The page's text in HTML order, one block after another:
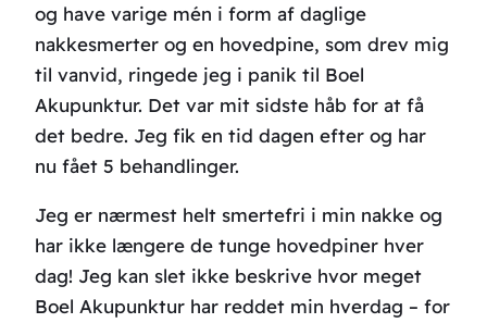
og have varige mén i form af daglige
nakkesmerter og en hovedpine, som drev mig
til vanvid, ringede jeg i panik til Boel
Akupunktur. Det var mit sidste håb for at få
det bedre. Jeg fik en tid dagen efter og har
nu fået 5 behandlinger.
Jeg er nærmest helt smertefri i min nakke og
har ikke længere de tunge hovedpiner hver
dag! Jeg kan slet ikke beskrive hvor meget
Boel Akupunktur har reddet min hverdag – for